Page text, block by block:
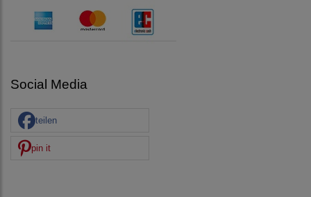
Social Media
teilen
pin it